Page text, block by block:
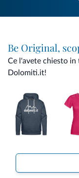
Be Original,
Ce l'avete chiesto
Dolomiti.it!